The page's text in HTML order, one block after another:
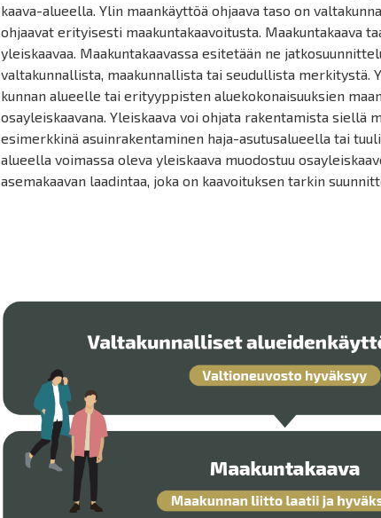
kaava-alueella. Ylin maankäyttöä ohjaava taso on
ohjaavat erityisesti maakuntakaavoitusta. Maakuntakaava
yleiskaavaa. Maakuntakaavassa esitetään ne
valtakunnallista, maakunnallista tai seudullista merkitystä.
kunnan alueelle tai erityyppisten aluekokonaisuuksien
osayleiskaavana. Yleiskaava voi ohjata rakentamista siellä
esimerkkinä asuinrakentaminen haja-asutusalueella tai
alueella voimassa oleva yleiskaava muodostuu
asemakaavan laadintaa, joka on kaavoituksen tarkin